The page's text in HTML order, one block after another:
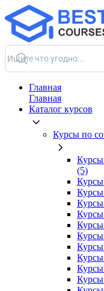
Главная
Главная
Каталог курсов
Курсы по
Курсы
(5)
Курсы
Курсы
Курсы
Курсы
Курсы
Курсы
Курсы
Курсы